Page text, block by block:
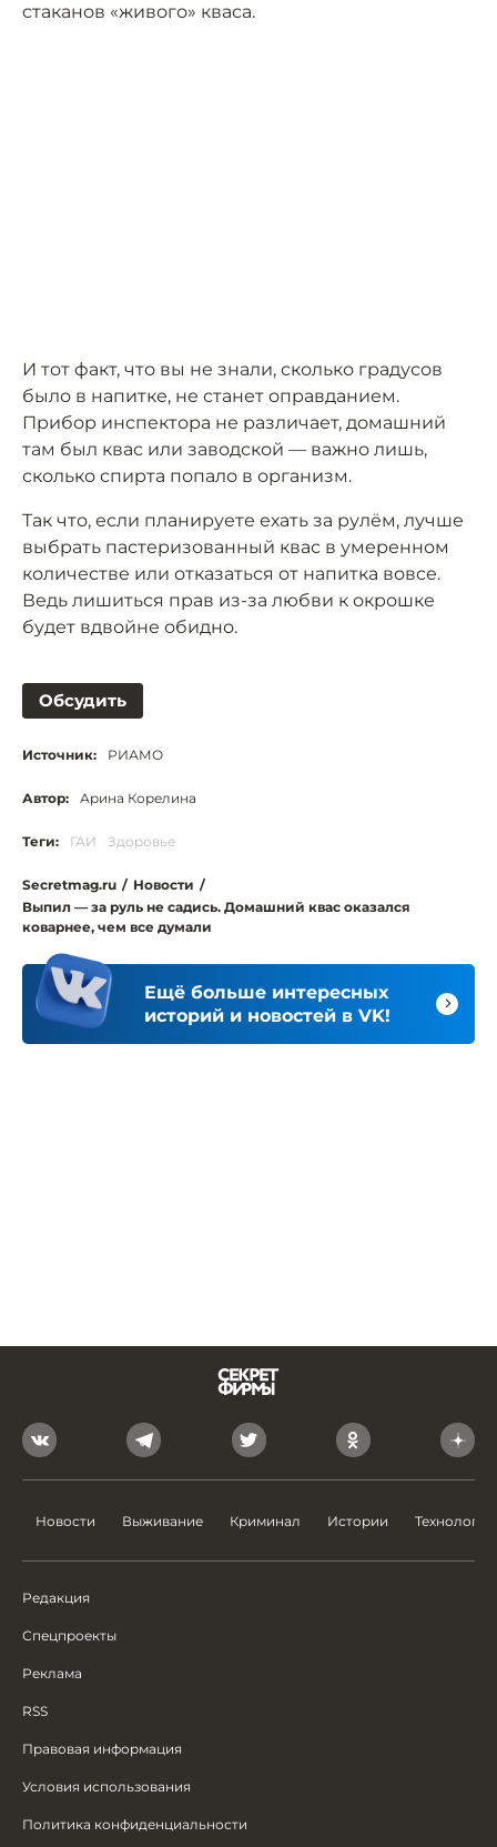
стаканов «живого» кваса.
И тот факт, что вы не знали, сколько градусов
было в напитке, не станет оправданием.
Прибор инспектора не различает, домашний
там был квас или заводской — важно лишь,
сколько спирта попало в организм.
Так что, если планируете ехать за рулём, лучше
выбрать пастеризованный квас в умеренном
количестве или отказаться от напитка вовсе.
Ведь лишиться прав из-за любви к окрошке
будет вдвойне обидно.
Обсудить
Источник: РИАМО
Автор: Арина Корелина
Теги: ГАИ Здоровье
Secretmag.ru / Новости /
Выпил — за руль не садись. Домашний квас оказался
коварнее, чем все думали
Ещё больше интересных
историй и новостей в VK!
Новости Выживание Криминал Истории Технологии
Редакция
Спецпроекты
Реклама
RSS
Правовая информация
Условия использования
Политика конфиденциальности